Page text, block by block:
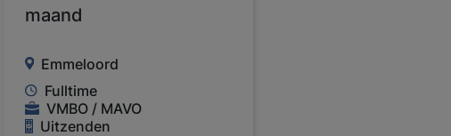
maand
Emmeloord
Fulltime
VMBO / MAVO
Uitzenden